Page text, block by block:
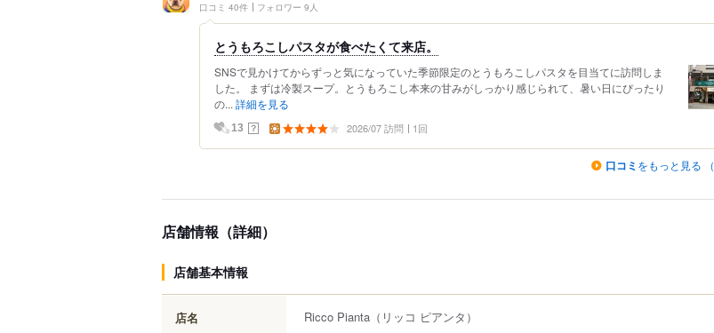
口コミ 40件 フォロワー 9人
とうもろこしパスタが食べたくて来店。
SNSで見かけてからずっと気になっていた季節限定のとうもろこしパスタを目当てに訪問しま
した。 まずは冷製スープ。とうもろこし本来の甘みがしっかり感じられて、暑い日にぴったり
の... 詳細を見る
13 ？ 2026/07 訪問 1回
口コミ をもっと見る （
店舗情報（詳細）
店舗基本情報
店名 Ricco Pianta （リッコ ピアンタ）